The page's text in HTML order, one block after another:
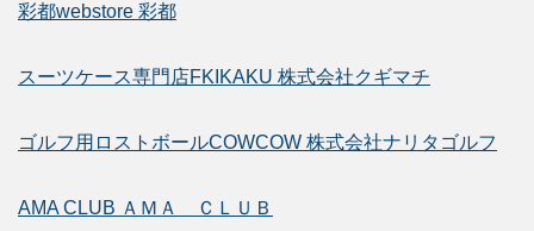
彩都webstore 彩都
スーツケース専門店FKIKAKU 株式会社クギマチ
ゴルフ用ロストボールCOWCOW 株式会社ナリタゴルフ
AMA CLUB ＡＭＡ ＣＬＵＢ